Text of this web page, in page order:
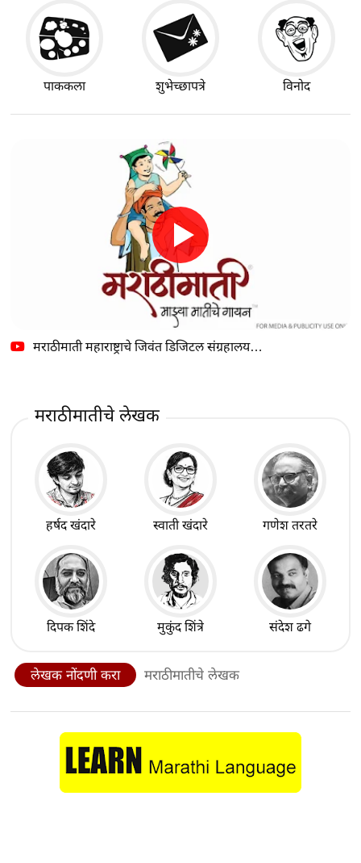
पाककला शुभेच्छापत्रे विनोद
मराठीमाती महाराष्ट्राचे जिवंत डिजिटल संग्रहालय…
मराठीमातीचे लेखक
हर्षद खंदारे स्वाती खंदारे गणेश तरतरे
दिपक शिंदे मुकुंद शिंत्रे संदेश ढगे
लेखक नोंदणी करा मराठीमातीचे लेखक